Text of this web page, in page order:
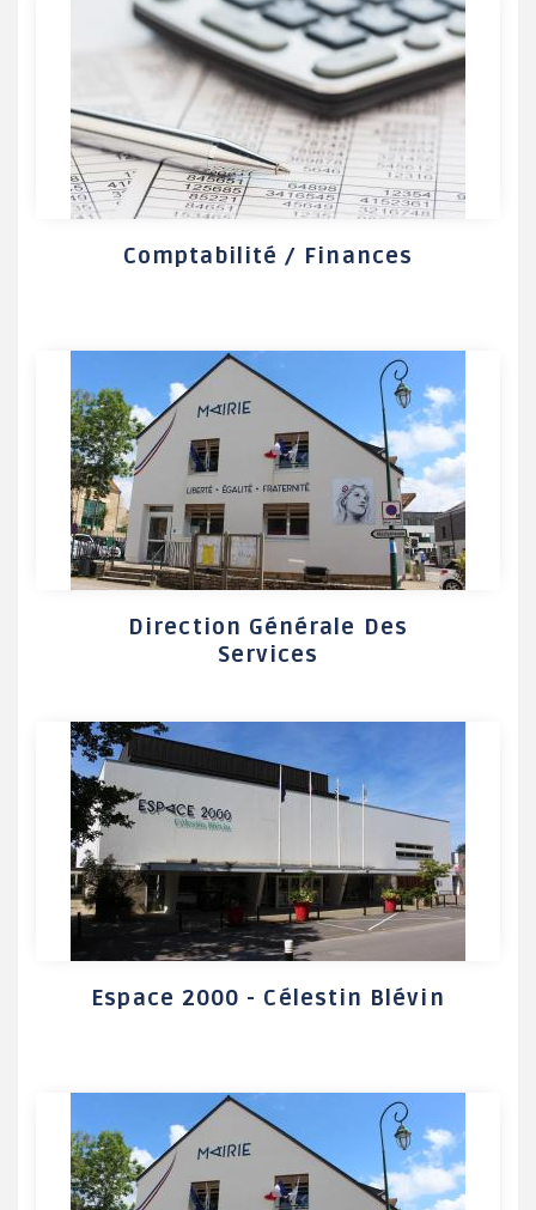
Comptabilité / Finances
Direction Générale Des
Services
Espace 2000 - Célestin Blévin